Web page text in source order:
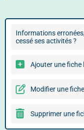
Informations
cessé ses activités ?
Ajouter une fiche
Modifier une
Supprimer une